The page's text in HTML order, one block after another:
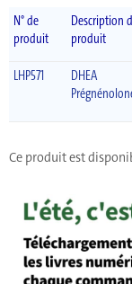
N° de
produit
Description
produit
LHP571
DHEA
Ce produit est